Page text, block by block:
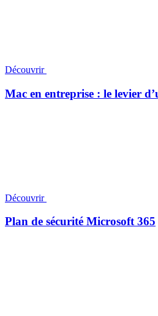
Découvrir
Mac en entreprise : le levier
Découvrir
Plan de sécurité Microsoft 365